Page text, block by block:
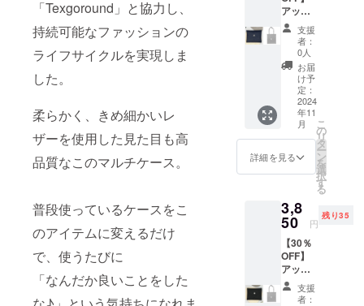
「Texgoround」と協力し、
持続可能なファッションの
ライフサイクルを実現しま
した。
柔らかく、きめ細かいレ
ザーを使用した見た目も高
品質なこのマルチケース。
普段使っているケースをこ
のアイテムに変えるだけ
で、使うたびに
「なんだか良いことをした
ご記入
くださ
約縦8 ×
横9.5 ×
厚さ
0.5cm
・素
材：
アップ
サイク
ルレ
ザー
（牛
革） ＜
＞ ・カ
ラー：
おはよ
う（ホ
ワイ
ト）／
おやす
み（グ
5,115円
の商品
30%OF
Fで購入
いただ
けま
す。 ＜
詳細
（マル
チケー
ス）＞
ク ・数
量：1点
・サイ
ズ：約
縦8 × 横
9.5 × 厚
さ
0.5cm
アップ
サイク
ルレ
ザーを
使用し
たマル
チケー
ス（ネ
ビー）
＆エコ
バッグ
（Ice
Gray）
●先着35
様 /一般
販売予
定価格
5,500円
の商品
を
30%OF
支援
者：
0人
お届
け予
定：
2024
年11
月
詳細を見る
こ
の
リ
タ
ー
ン
を
選
択
す
る
3,8
50 円
残り35
【30％
OFF】
アップ
サイク
ルレ支援
者：